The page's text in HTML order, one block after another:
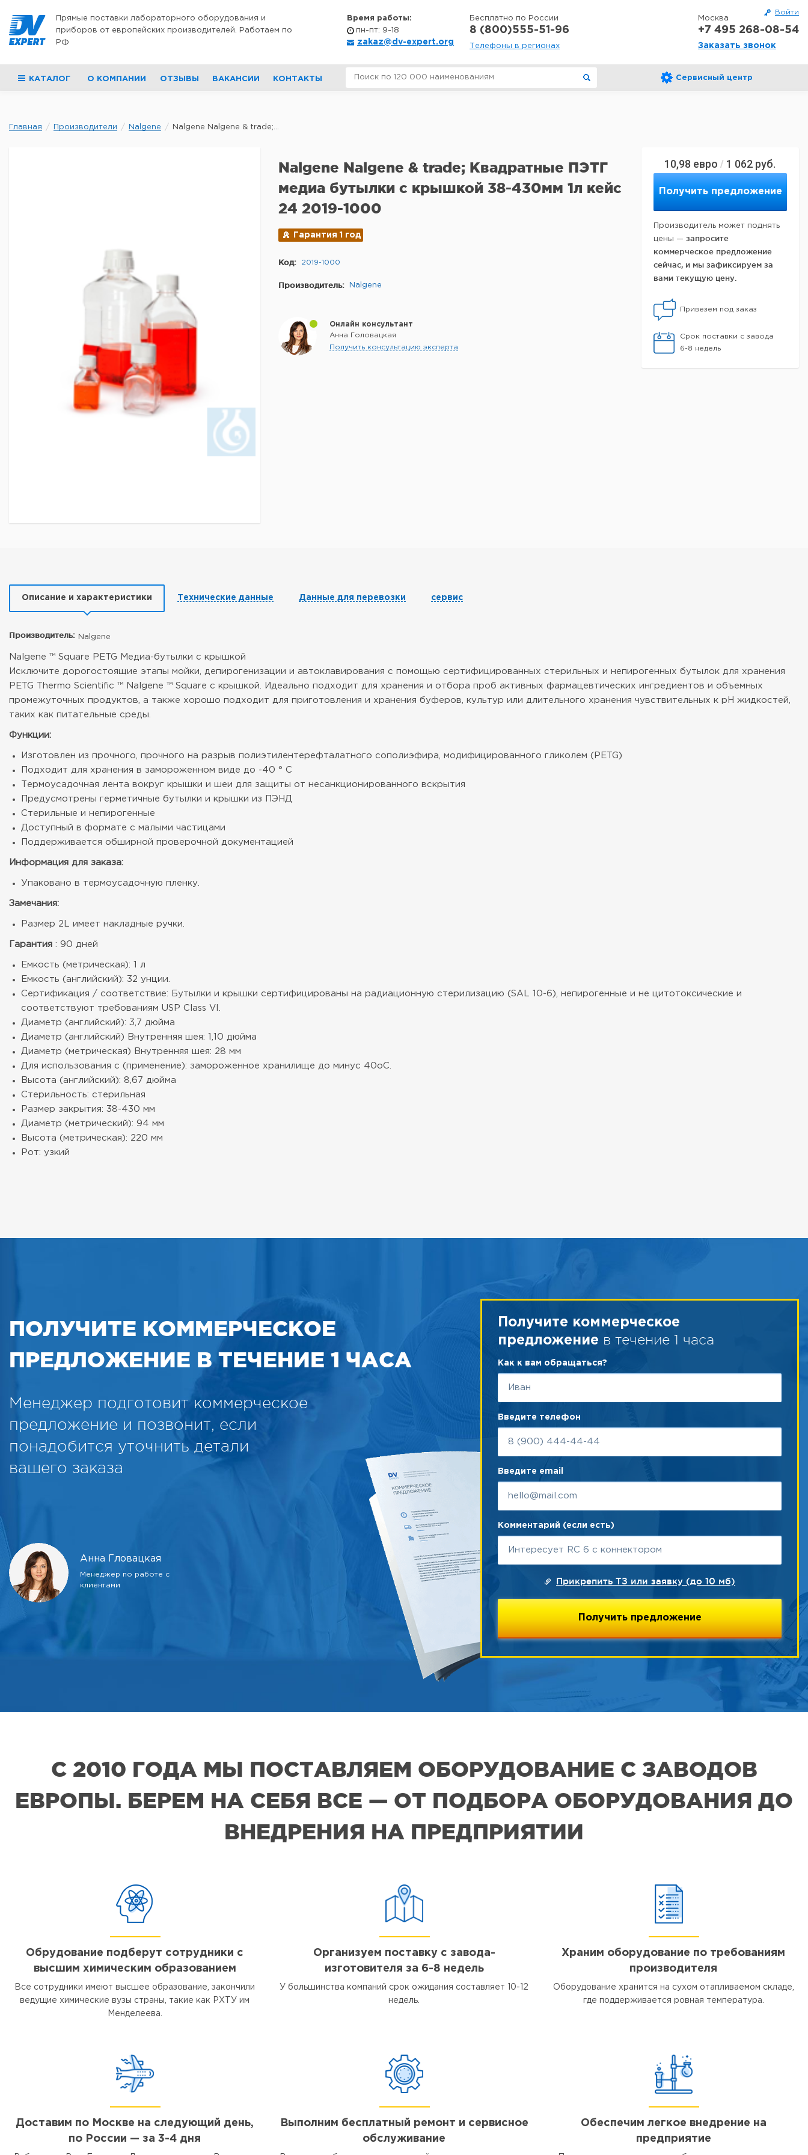
Войти
Прямые поставки лабораторного оборудования и
приборов от европейских производителей. Работаем по
РФ
Время работы:
пн-пт: 9-18
zakaz@dv-expert.org
Бесплатно по России
8 (800)555-51-96
Телефоны в регионах
Москва
+7 495 268-08-54
Заказать звонок
КАТАЛОГ О КОМПАНИИ ОТЗЫВЫ ВАКАНСИИ КОНТАКТЫ Сервисный центр
Главная Производители Nalgene Nalgene Nalgene & trade;...
10,98 евро / 1 062 руб.
Получить предложение
Производитель может поднять
цены — запросите
коммерческое предложение
сейчас, и мы зафиксируем за
вами текущую цену.
Привезем под заказ
Срок поставки с завода
6-8 недель
Nalgene Nalgene & trade; Квадратные ПЭТГ
медиа бутылки с крышкой 38-430мм 1л кейс
24 2019-1000
Гарантия 1 год
Код: 2019-1000
Производитель: Nalgene
Онлайн консультант
Анна Головацкая
Получить консультацию эксперта
Описание и характеристики Технические данные Данные для перевозки сервис
Производитель: Nalgene
Nalgene ™ Square PETG Медиа-бутылки с крышкой
Исключите дорогостоящие этапы мойки, депирогенизации и автоклавирования с помощью сертифицированных стерильных и непирогенных бутылок для хранения
PETG Thermo Scientific ™ Nalgene ™ Square с крышкой. Идеально подходит для хранения и отбора проб активных фармацевтических ингредиентов и объемных
промежуточных продуктов, а также хорошо подходит для приготовления и хранения буферов, культур или длительного хранения чувствительных к рН жидкостей,
таких как питательные среды.
Функции:
Изготовлен из прочного, прочного на разрыв полиэтилентерефталатного сополиэфира, модифицированного гликолем (PETG)
Подходит для хранения в замороженном виде до -40 ° C
Термоусадочная лента вокруг крышки и шеи для защиты от несанкционированного вскрытия
Предусмотрены герметичные бутылки и крышки из ПЭНД
Стерильные и непирогенные
Доступный в формате с малыми частицами
Поддерживается обширной проверочной документацией
Информация для заказа:
Упаковано в термоусадочную пленку.
Замечания:
Размер 2L имеет накладные ручки.
Гарантия : 90 дней
Емкость (метрическая): 1 л
Емкость (английский): 32 унции.
Сертификация / соответствие: Бутылки и крышки сертифицированы на радиационную стерилизацию (SAL 10-6), непирогенные и не цитотоксические и
соответствуют требованиям USP Class VI.
Диаметр (английский): 3,7 дюйма
Диаметр (английский) Внутренняя шея: 1,10 дюйма
Диаметр (метрическая) Внутренняя шея: 28 мм
Для использования с (применение): замороженное хранилище до минус 40оС.
Высота (английский): 8,67 дюйма
Стерильность: стерильная
Размер закрытия: 38-430 мм
Диаметр (метрический): 94 мм
Высота (метрическая): 220 мм
Рот: узкий
ПОЛУЧИТЕ КОММЕРЧЕСКОЕ
ПРЕДЛОЖЕНИЕ В ТЕЧЕНИЕ 1 ЧАСА
Менеджер подготовит коммерческое
предложение и позвонит, если
понадобится уточнить детали
вашего заказа
Анна Гловацкая
Менеджер по работе с
клиентами
Получите коммерческое
предложение в течение 1 часа
Как к вам обращаться?
Введите телефон
Введите email
Комментарий (если есть)
Прикрепить ТЗ или заявку (до 10 мб)
С 2010 ГОДА МЫ ПОСТАВЛЯЕМ ОБОРУДОВАНИЕ С ЗАВОДОВ
ЕВРОПЫ. БЕРЕМ НА СЕБЯ ВСЕ — ОТ ПОДБОРА ОБОРУДОВАНИЯ ДО
ВНЕДРЕНИЯ НА ПРЕДПРИЯТИИ
Обрудование подберут сотрудники с
высшим химическим образованием
Все сотрудники имеют высшее образование, закончили
ведущие химические вузы страны, такие как РХТУ им
Менделеева.
Организуем поставку с завода-
изготовителя за 6-8 недель
У большинства компаний срок ожидания составляет 10-12
недель.
Храним оборудование по требованиям
производителя
Оборудование хранится на сухом отапливаемом складе,
где поддерживается ровная температура.
Доставим по Москве на следующий день,
по России — за 3-4 дня
Выполним бесплатный ремонт и сервисное
обслуживание
Обеспечим легкое внедрение на
предприятие